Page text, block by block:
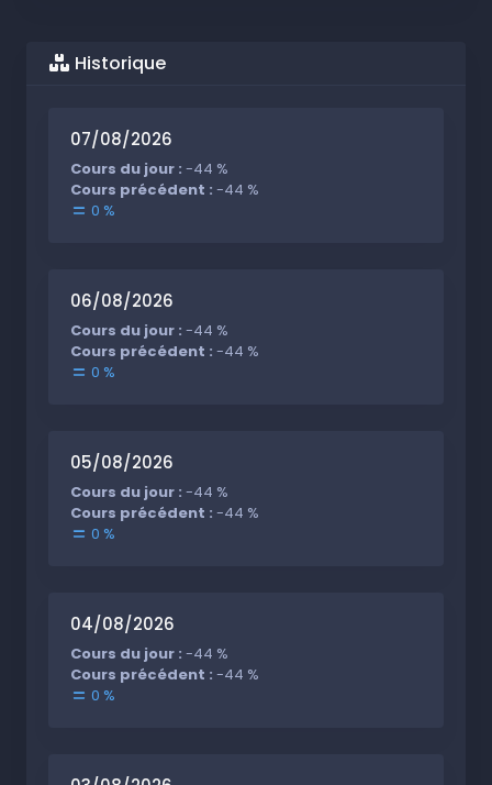
Historique
07/08/2026
Cours du jour : -44 %
Cours précédent : -44 %
0 %
06/08/2026
Cours du jour : -44 %
Cours précédent : -44 %
0 %
05/08/2026
Cours du jour : -44 %
Cours précédent : -44 %
0 %
04/08/2026
Cours du jour : -44 %
Cours précédent : -44 %
0 %